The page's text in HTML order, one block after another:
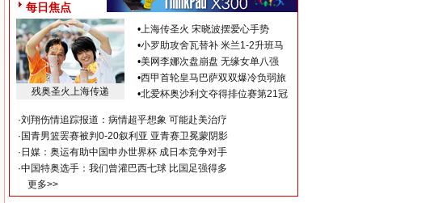
每日焦点
残奥圣火上海传递
•上海传圣火 宋晓波摆爱心手势
•小罗助攻舍瓦替补 米兰1-2升班马
•美网李娜次盘崩盘 无缘女单八强
•西甲首轮皇马巴萨双双爆冷负弱旅
•北爱杯奥沙利文夺得排位赛第21冠
·刘翔伤情追踪报道：病情超乎想象 可能赴美治疗
· 国青男篮罢赛被判0-20叙利亚 亚青赛卫冕蒙阴影
· 日媒：奥运有助中国申办世界杯 成日本竞争对手
·中国特奥选手：我们曾灌巴西七球 比国足强得多
更多>>